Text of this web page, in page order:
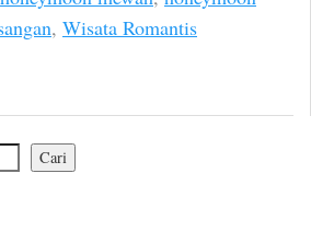
, Wisata Romantis
Cari